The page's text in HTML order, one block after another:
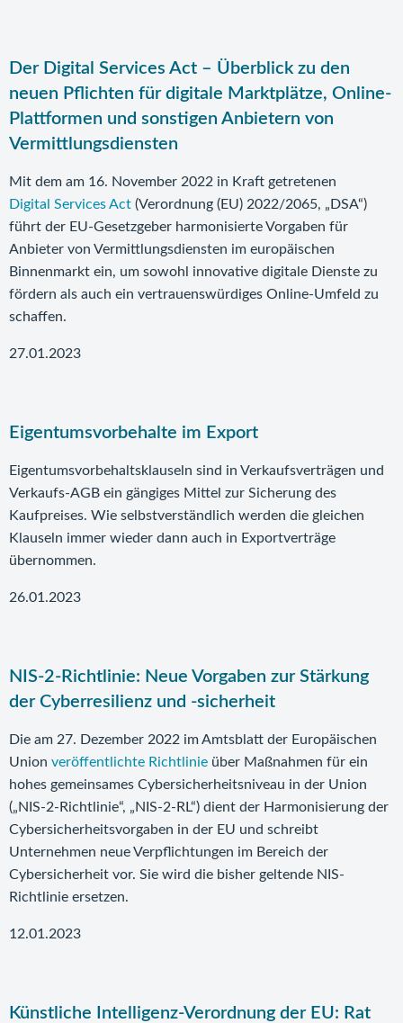
Der Digital Services Act – Überblick zu den
neuen Pflichten für digitale Marktplätze, Online-
Plattformen und sonstigen Anbietern von
Vermittlungsdiensten
Mit dem am 16. November 2022 in Kraft getretenen
Digital Services Act (Verordnung (EU) 2022/2065, „DSA“)
führt der EU-Gesetzgeber harmonisierte Vorgaben für
Anbieter von Vermittlungsdiensten im europäischen
Binnenmarkt ein, um sowohl innovative digitale Dienste zu
fördern als auch ein vertrauenswürdiges Online-Umfeld zu
schaffen.
27.01.2023
Eigentumsvorbehalte im Export
Eigentumsvorbehaltsklauseln sind in Verkaufsverträgen und
Verkaufs-AGB ein gängiges Mittel zur Sicherung des
Kaufpreises. Wie selbstverständlich werden die gleichen
Klauseln immer wieder dann auch in Exportverträge
übernommen.
26.01.2023
NIS-2-Richtlinie: Neue Vorgaben zur Stärkung
der Cyberresilienz und -sicherheit
Die am 27. Dezember 2022 im Amtsblatt der Europäischen
Union veröffentlichte Richtlinie über Maßnahmen für ein
hohes gemeinsames Cybersicherheitsniveau in der Union
(„NIS-2-Richtlinie“, „NIS-2-RL“) dient der Harmonisierung der
Cybersicherheitsvorgaben in der EU und schreibt
Unternehmen neue Verpflichtungen im Bereich der
Cybersicherheit vor. Sie wird die bisher geltende NIS-
Richtlinie ersetzen.
12.01.2023
Künstliche Intelligenz-Verordnung der EU: Rat